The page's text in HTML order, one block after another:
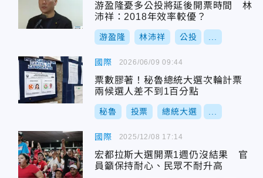
游盈隆憂多公投將延後開票時間 林
沛祥：2018年效率較優？
游盈隆 林沛祥 公投
國際
票數膠著！秘魯總統大選次輪計票
兩候選人差不到1百分點
秘魯 投票 總統大選
2026/06/09 09:44
國際
宏都拉斯大選開票1週仍沒結果 官
員籲保持耐心、民眾不耐升高
2025/12/08 17:14